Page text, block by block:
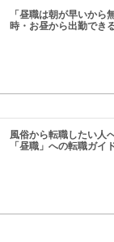
「昼職は朝が早いか
時・お昼から出勤でき
風俗から転職したい人
「昼職」への転職ガイ